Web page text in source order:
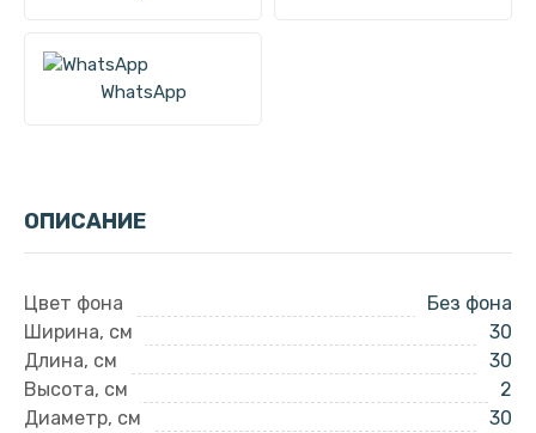
WhatsApp
ОПИСАНИЕ
Цвет фона
Без фона
Ширина, см
30
Длина, см
30
Высота, см
2
Диаметр, см
30